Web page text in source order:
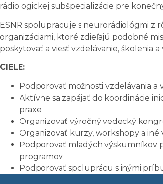
rádiologickej subšpecializácie pre
ESNR spolupracuje s neurorádiológmi z
organizáciami, ktoré zdieľajú podobné
poskytovať a viesť vzdelávanie, školenia
CIELE:
Podporovať možnosti vzdelávania
Aktívne sa zapájať do koordinácie
praxe
Organizovať výročný vedecký
Organizovať kurzy, workshopy a iné
Podporovať mladých výskumníkov
programov
Podporovať spoluprácu s inými